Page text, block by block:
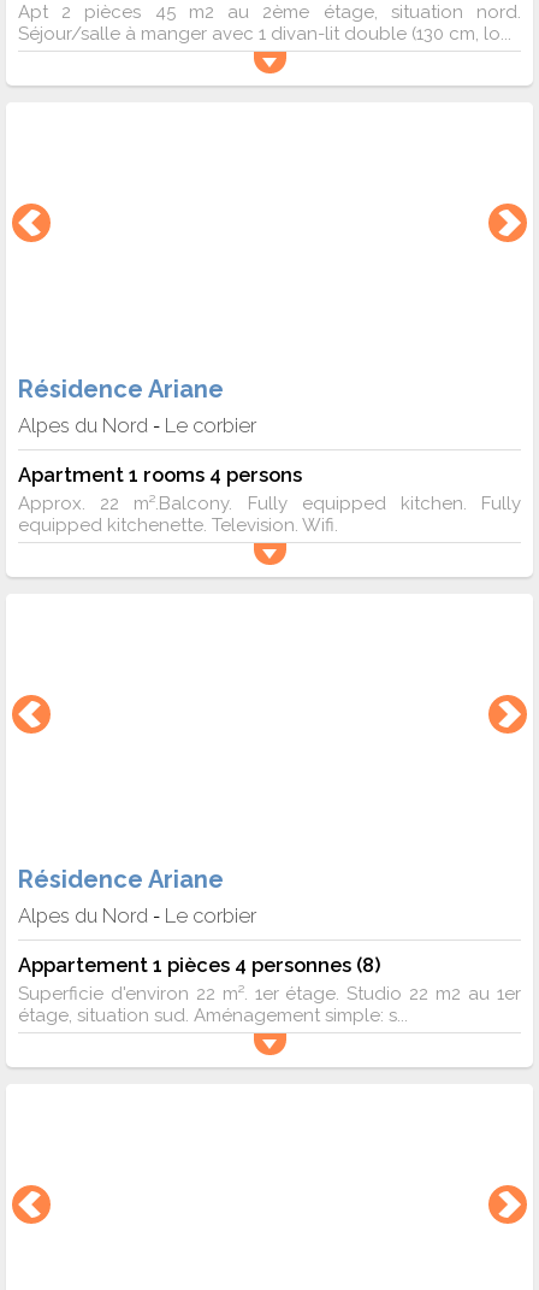
Apt 2 pièces 45 m2 au 2ème étage, situation nord.
Séjour/salle à manger avec 1 divan-lit double (130 cm, lo...
Résidence Ariane
Alpes du Nord - Le corbier
Apartment 1 rooms 4 persons
Approx. 22 m².Balcony. Fully equipped kitchen. Fully
equipped kitchenette. Television. Wifi.
Résidence Ariane
Alpes du Nord - Le corbier
Appartement 1 pièces 4 personnes (8)
Superficie d'environ 22 m². 1er étage. Studio 22 m2 au 1er
étage, situation sud. Aménagement simple: s...